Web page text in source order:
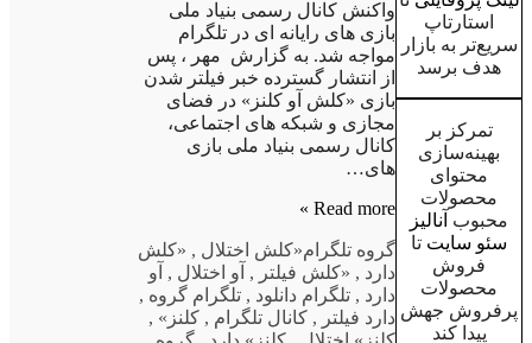
استارتاپ
سریع‌تر به بازار
هدف برسد
تمرکز بر
بهینه‌سازی
محتوای
محصولات
محبوب آنالیز
سئو سایت تا
فروش
محصولات
پرفروش جهش
پیدا کند
واکنش کانال رسمی بنیاد ملی
بازی های رایانه ای در تلگرام
مواجه شد. به گزارش مهر ، پس
از انتشار گسترده خبر فیلتر شدن
بازی «کلش آو کلنز» در فضای
مجازی و شبکه های اجتماعی،
کانال رسمی بنیاد ملی بازی
های…
Read more »
گروه تلگرام«کلش اختلال , «کلش
دارد , «کلش فیلتر , آو اختلال , آو
دارد , تلگرام دانلود , تلگرام گروه ,
دارد فیلتر , کانال تلگرام , کلنز» ,